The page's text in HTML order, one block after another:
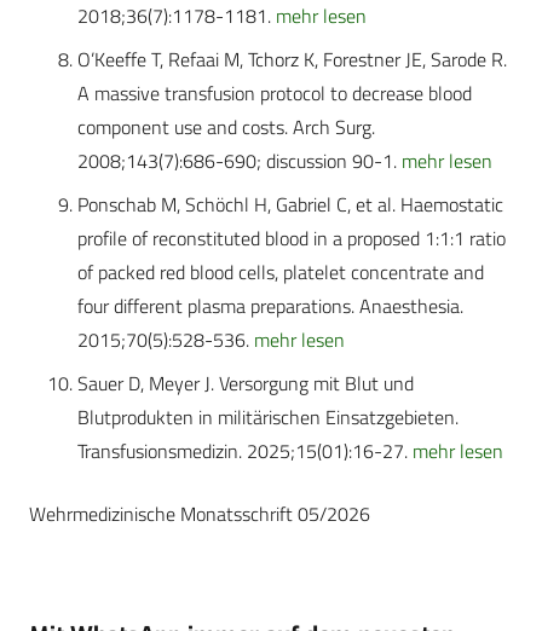
2018;36(7):1178-1181. mehr lesen
O’Keeffe T, Refaai M, Tchorz K, Forestner JE, Sarode R.
A massive transfusion protocol to decrease blood
component use and costs. Arch Surg.
2008;143(7):686-690; discussion 90-1. mehr lesen
Ponschab M, Schöchl H, Gabriel C, et al. Haemostatic
profile of reconstituted blood in a proposed 1:1:1 ratio
of packed red blood cells, platelet concentrate and
four different plasma preparations. Anaesthesia.
2015;70(5):528-536. mehr lesen
Sauer D, Meyer J. Versorgung mit Blut und
Blutprodukten in militärischen Einsatzgebieten.
Transfusionsmedizin. 2025;15(01):16-27. mehr lesen
Wehrmedizinische Monatsschrift 05/2026